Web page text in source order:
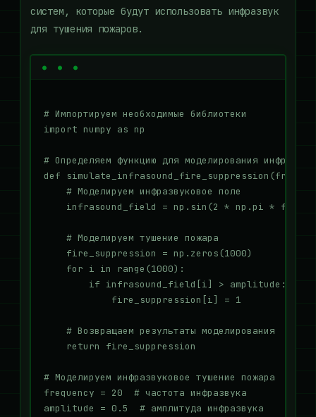
систем, которые будут использовать инфразвук
для тушения пожаров.
# Импортируем необходимые библиотеки
import numpy as np
# Определяем функцию для моделирования
def
    # Моделируем инфразвуковое поле
infrasound_field = np.sin(2 * np.pi *
    # Моделируем тушение пожара
    fire_suppression = np.zeros(1000)
    for i in range(1000):
        if infrasound_field[i] > amplitude:
            fire_suppression[i] = 1
    # Возвращаем результаты моделирования
    return fire_suppression
# Моделируем инфразвуковое тушение пожара
frequency = 20  # частота инфразвука
amplitude = 0.5  # амплитуда инфразвука